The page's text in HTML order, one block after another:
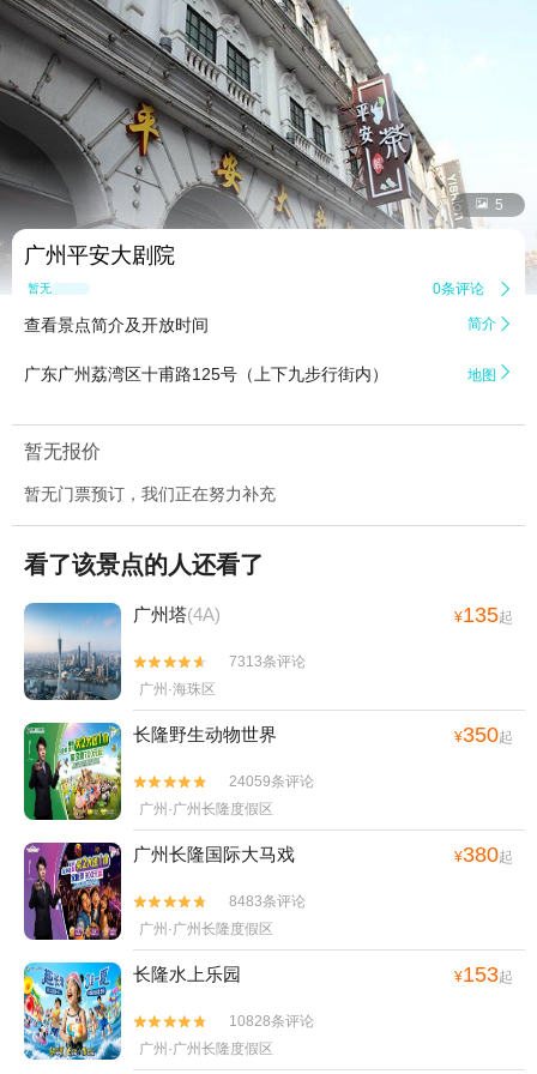
 5
广州平安大剧院
暂无点评 0条评论 
查看景点简介及开放时间 简介 
广东广州荔湾区十甫路125号（上下九步行街内） 地图 
暂无报价
暂无门票预订，我们正在努力补充
看了该景点的人还看了
广州塔(4A) ¥135起


7313条评论
广州·海珠区
长隆野生动物世界 ¥350起


24059条评论
广州·广州长隆度假区
广州长隆国际大马戏 ¥380起


8483条评论
广州·广州长隆度假区
长隆水上乐园 ¥153起


10828条评论
广州·广州长隆度假区
